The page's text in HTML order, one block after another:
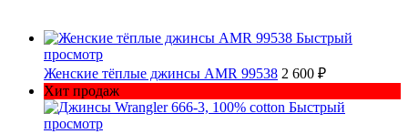
Быстрый
просмотр
Женские тёплые джинсы AMR 99538 2 600 ₽
Хит продаж
Быстрый
просмотр